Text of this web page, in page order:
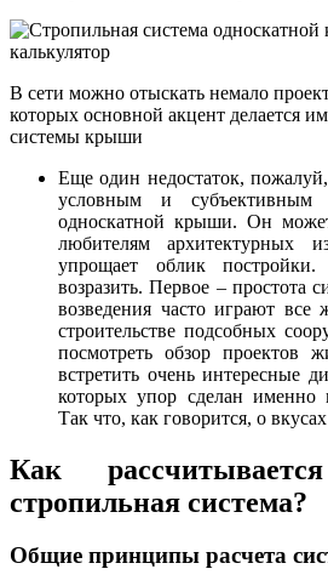
В сети можно отыскать немало
которых основной акцент делается
системы крыши
Еще один недостаток,
условным и
односкатной крыши. Он
любителям архитектурных
упрощает облик
возразить. Первое – простота
возведения часто играют
строительстве подсобных
посмотреть обзор
встретить очень интересные
которых упор сделан именно
Так что, как говорится, о
Как
стропильная система?
Общие принципы расчета